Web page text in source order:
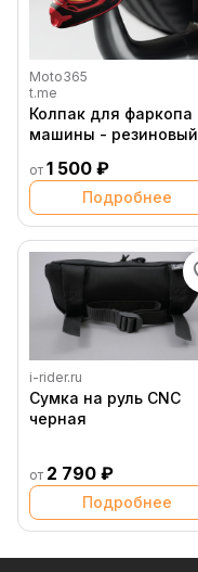
Moto365
t.me
Колпак для фаркопа
машины - резиновый
от 1 500 ₽
Подробнее
i-rider.ru
Сумка на руль CNC
черная
от 2 790 ₽
Подробнее